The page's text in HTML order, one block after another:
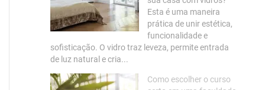
Esta é uma maneira
prática de unir estética,
funcionalidade e
sofisticação. O vidro traz leveza, permite entrada
de luz natural e cria...
Como escolher o curso